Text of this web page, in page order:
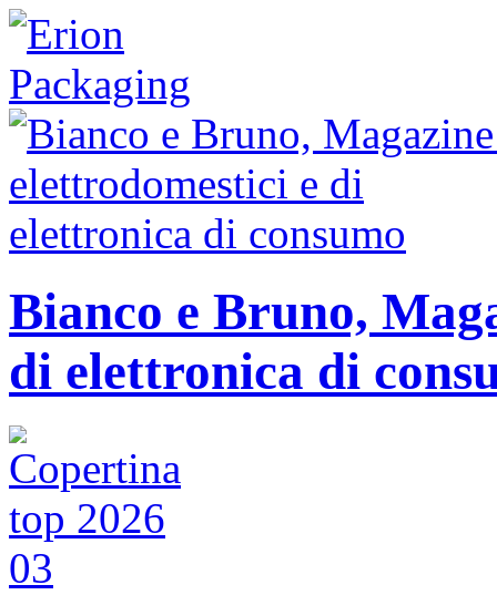
Bianco e Bruno,
di elettronica di